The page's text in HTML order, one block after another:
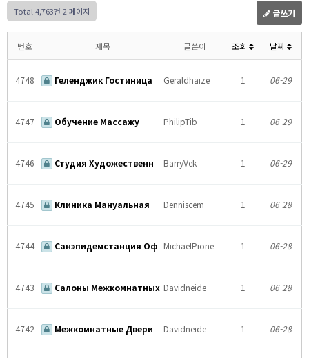
Total 4,763건 2 페이지 글쓰기
번호 제목 글쓴이 조회 날짜
4748 Геленджик Гостиница Geraldhaize 1 06-29
4747 Обучение Массажу PhilipTib 1 06-29
4746 Студия Художественн BarryVek 1 06-29
4745 Клиника Мануальная Denniscem 1 06-28
4744 Санэпидемстанция Оф MichaelPione 1 06-28
4743 Салоны Межкомнатных Davidneide 1 06-28
4742 Межкомнатные Двери Davidneide 1 06-28